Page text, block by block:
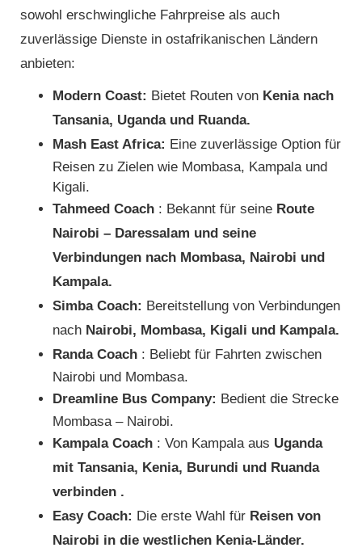
sowohl erschwingliche Fahrpreise als auch
zuverlässige Dienste in ostafrikanischen Ländern
anbieten:
Modern Coast: Bietet Routen von Kenia nach
Tansania, Uganda und Ruanda.
Mash East Africa: Eine zuverlässige Option für
Reisen zu Zielen wie Mombasa, Kampala und
Kigali.
Tahmeed Coach : Bekannt für seine Route
Nairobi – Daressalam und seine
Verbindungen nach Mombasa, Nairobi und
Kampala.
Simba Coach: Bereitstellung von Verbindungen
nach Nairobi, Mombasa, Kigali und Kampala.
Randa Coach : Beliebt für Fahrten zwischen
Nairobi und Mombasa.
Dreamline Bus Company: Bedient die Strecke
Mombasa – Nairobi.
Kampala Coach : Von Kampala aus Uganda
mit Tansania, Kenia, Burundi und Ruanda
verbinden .
Easy Coach: Die erste Wahl für Reisen von
Nairobi in die westlichen Kenia-Länder.